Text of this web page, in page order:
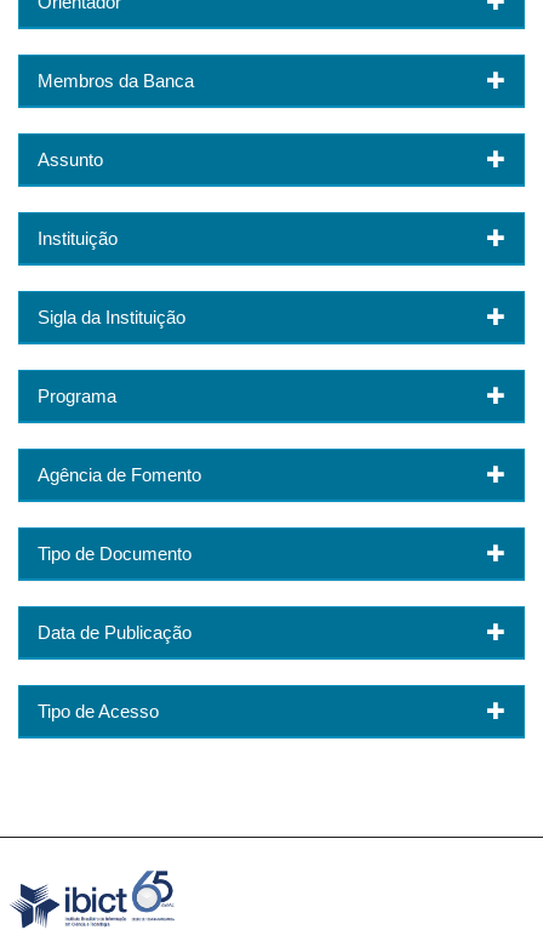
Membros da Banca
Assunto
Instituição
Sigla da Instituição
Programa
Agência de Fomento
Tipo de Documento
Data de Publicação
Tipo de Acesso